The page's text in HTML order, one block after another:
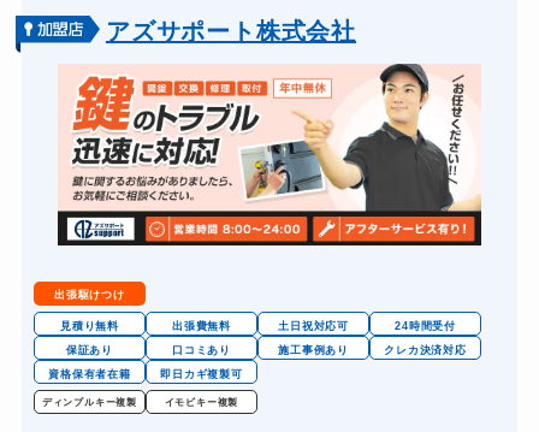
金庫カギ開け
金庫カギ修理 8,800円〜(税込)
金庫カギ交換 別途お見積り
ロッカーカギ開け 8,800円～(税込)
ドアノブカギ開け 11,000円〜(税込)
アズサポート株式会社
出張駆けつけ
見積り無料 出張費無料 土日祝対応可
24時間受付
保証あり
口コミあり 施工事例あり
クレカ決済対応
資格保有者在籍
即日カギ複製可
ディンプルキー複製 イモビキー複製